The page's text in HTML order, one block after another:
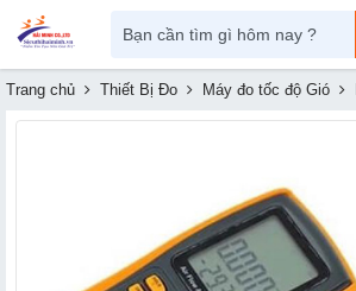
Trang chủ Thiết Bị Đo Máy đo tốc độ Gió